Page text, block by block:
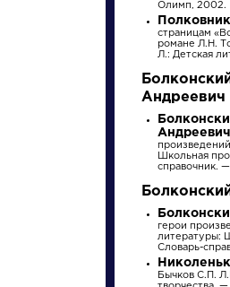
Произведения
Ода на день
восшествия на
Всероссийский
престол Ее
Величества
государыни
императрицы
Елисаветы
1747 года
Ломоносов Михаил
Васильевич »
Олимп, 2002.
страницам
романе Л.Н.
Л.: Детская
Андреевич
Школьная
справочник.
герои
литературы:
Словарь-
Бычков С.П.